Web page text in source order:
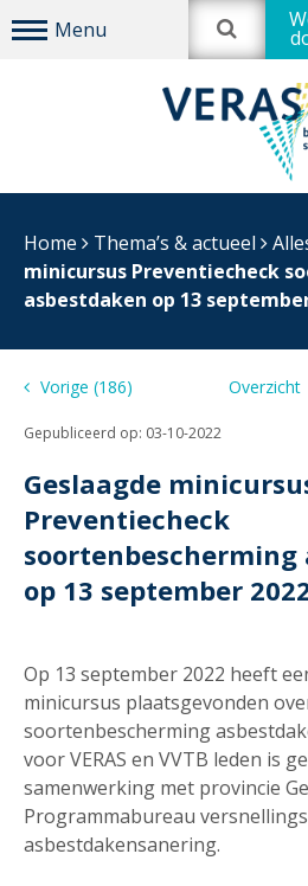
Home Thema’s & actueel
minicursus Preventiecheck
asbestdaken op 13
Vorige (186) Overzicht
Gepubliceerd op: 03-10-2022
Geslaagde
Preventiecheck
soortenbescherming
op 13 september
Op 13 september 2022 heeft
minicursus plaatsgevonden
soortenbescherming
voor VERAS en VVTB leden is
samenwerking met provincie
Programmabureau
asbestdakensanering.